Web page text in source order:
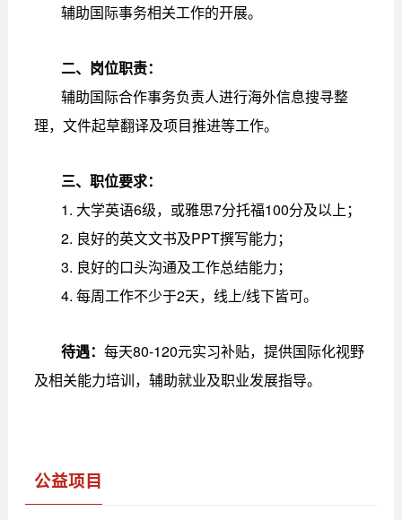
辅助国际事务相关工作的开展。
二、岗位职责：
辅助国际合作事务负责人进行海外信息搜寻整
理，文件起草翻译及项目推进等工作。
三、职位要求：
1. 大学英语6级，或雅思7分托福100分及以上；
2. 良好的英文文书及PPT撰写能力；
3. 良好的口头沟通及工作总结能力；
4. 每周工作不少于2天，线上/线下皆可。
待遇：每天80-120元实习补贴，提供国际化视野
及相关能力培训，辅助就业及职业发展指导。
公益项目